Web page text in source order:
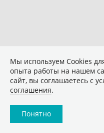
Мы используем Сookies
опыта работы на нашем
сайт, вы соглашаетесь с
соглашения.
Понятно